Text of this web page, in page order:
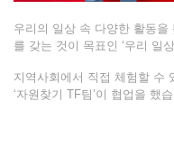
우리의 일상 속 다양한 활동을
를 갖는 것이 목표인 ‘우리 일
지역사회에서 직접 체험할 수
‘자원찾기 TF팀’이 협업을 했습